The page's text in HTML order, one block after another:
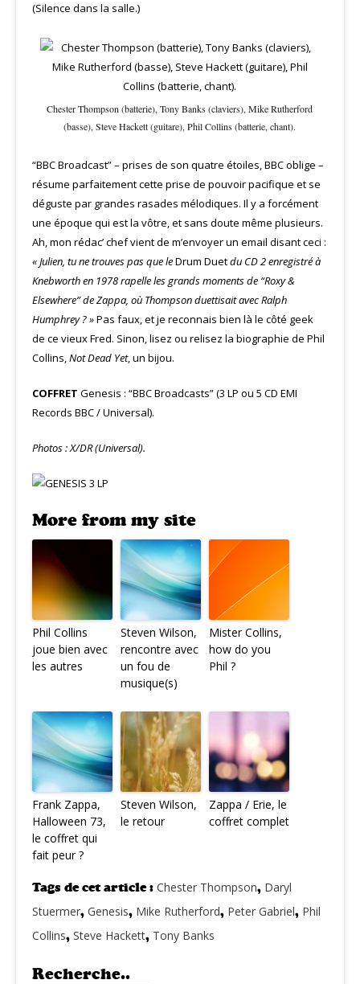
(Silence dans la salle.)
Chester Thompson (batterie), Tony Banks (claviers), Mike Rutherford
(basse), Steve Hackett (guitare), Phil Collins (batterie, chant).
“BBC Broadcast” – prises de son quatre étoiles, BBC oblige –
résume parfaitement cette prise de pouvoir pacifique et se
déguste par grandes rasades mélodiques. Il y a forcément
une époque qui est la vôtre, et sans doute même plusieurs.
Ah, mon rédac’ chef vient de m’envoyer un email disant ceci :
« Julien, tu ne trouves pas que leDrum Duetdu CD 2 enregistré à
Knebworth en 1978 rapelle les grands moments de “Roxy &
Elsewhere” de Zappa, où Thompson duettisait avec Ralph
Humphrey ? »Pas faux, et je reconnais bien là le côté geek
de ce vieux Fred. Sinon, lisez ou relisez la biographie de Phil
Collins,Not Dead Yet, un bijou.
COFFRET Genesis : “BBC Broadcasts” (3 LP ou 5 CD EMI
Records BBC / Universal).
Photos : X/DR (Universal).
More from my site
Phil Collins
joue bien avec
les autres
Steven Wilson,
rencontre avec
un fou de
musique(s)
Mister Collins,
how do you
Phil ?
Frank Zappa,
Halloween 73,
le coffret qui
fait peur ?
Steven Wilson,
le retour
Zappa / Erie, le
coffret complet
Tags de cet article : Chester Thompson, Daryl
Stuermer, Genesis, Mike Rutherford, Peter Gabriel, Phil
Collins, Steve Hackett, Tony Banks
Recherche..